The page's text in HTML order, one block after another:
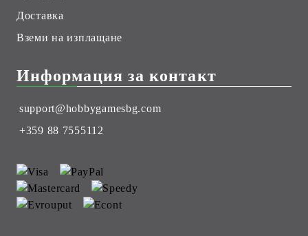
Доставка
Вземи на изплащане
Информация за контакт
support@hobbygamesbg.com
+359 88 7555112